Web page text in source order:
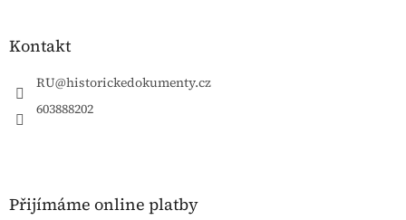
Kontakt
RU@historickedokumenty.cz
603888202
Přijímáme online platby